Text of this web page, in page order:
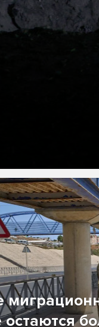
остаются